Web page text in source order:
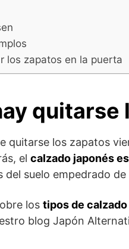
los zapatos en la puerta
quitarse los zapatos
el calzado japonés
suelo empedrado de
los tipos de
blog Japón